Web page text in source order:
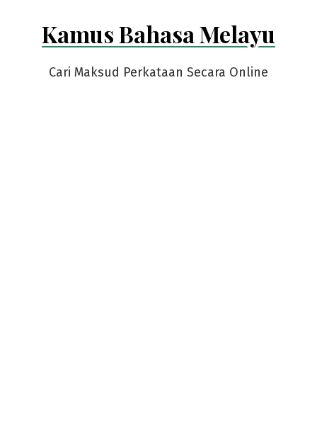
Kamus Bahasa Melayu
Cari Maksud Perkataan Secara Online